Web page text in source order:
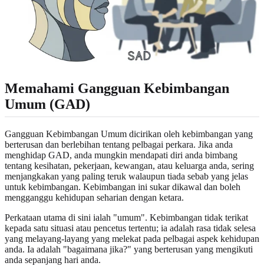
Memahami Gangguan Kebimbangan
Umum (GAD)
Gangguan Kebimbangan Umum dicirikan oleh kebimbangan yang
berterusan dan berlebihan tentang pelbagai perkara. Jika anda
menghidap GAD, anda mungkin mendapati diri anda bimbang
tentang kesihatan, pekerjaan, kewangan, atau keluarga anda, sering
menjangkakan yang paling teruk walaupun tiada sebab yang jelas
untuk kebimbangan. Kebimbangan ini sukar dikawal dan boleh
mengganggu kehidupan seharian dengan ketara.
Perkataan utama di sini ialah "umum". Kebimbangan tidak terikat
kepada satu situasi atau pencetus tertentu; ia adalah rasa tidak selesa
yang melayang-layang yang melekat pada pelbagai aspek kehidupan
anda. Ia adalah "bagaimana jika?" yang berterusan yang mengikuti
anda sepanjang hari anda.